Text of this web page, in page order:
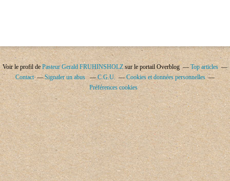
Voir le profil de Pasteur Gerald FRUHINSHOLZ sur le portail Overblog
Top articles
Contact
Signaler un abus C.G.U.
Cookies et données personnelles
Préférences cookies